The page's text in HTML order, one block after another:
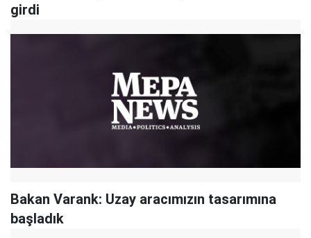
girdi
Bakan Varank: Uzay aracımızın tasarımına
başladık